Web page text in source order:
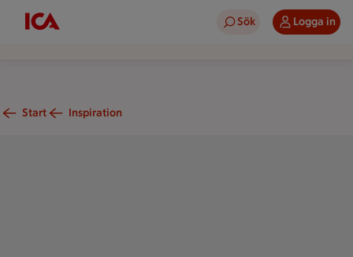
Sök Logga in
Start Inspiration